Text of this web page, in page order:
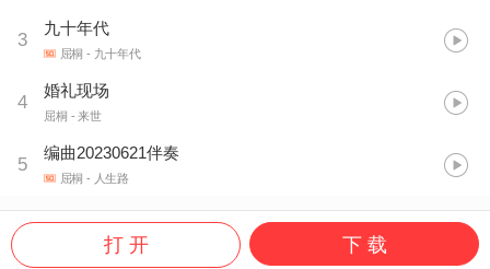
3
九十年代
屈桐 - 九十年代
4
婚礼现场
屈桐 - 来世
5
编曲20230621伴奏
屈桐 - 人生路
打 开 下 载